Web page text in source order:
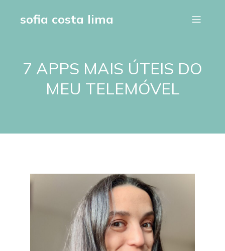
sofia costa lima
7 APPS MAIS ÚTEIS DO
MEU TELEMÓVEL